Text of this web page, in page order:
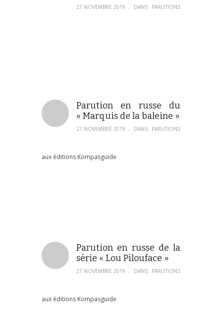
27 NOVEMBRE 2019 – DANS: PARUTIONS
Parution en russe du
« Marquis de la baleine »
27 NOVEMBRE 2019 – DANS: PARUTIONS
aux éditions Kompasguide
Parution en russe de la
série « Lou Pilouface »
27 NOVEMBRE 2019 – DANS: PARUTIONS
aux éditions Kompasguide